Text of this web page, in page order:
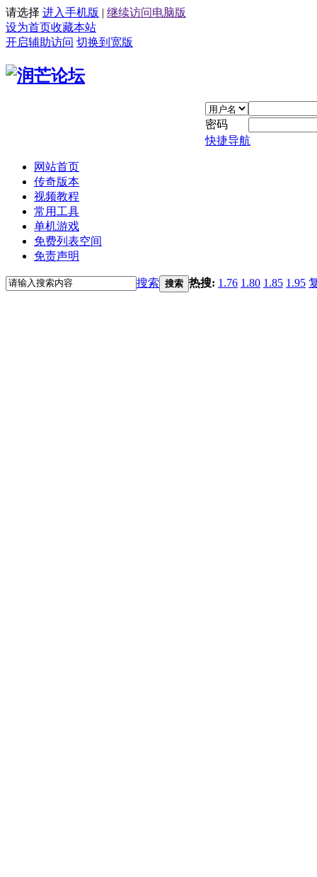
请选择 进入手机版 | 继续访问电脑版
设为首页收藏本站
开启辅助访问 切换到宽版
密码
快捷导航
网站首页
传奇版本
视频教程
常用工具
单机游戏
免费列表空间
免责声明
搜索 搜索 热搜: 1.76 1.80 1.85 1.95